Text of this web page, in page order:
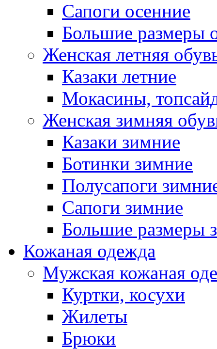
Сапоги осенние
Большие размеры
Женская летняя
Казаки летние
Мокасины,
Женская зимняя
Казаки зимние
Ботинки зимние
Полусапоги
Сапоги зимние
Большие размеры
Кожаная одежда
Мужская кожаная
Куртки, косухи
Жилеты
Брюки